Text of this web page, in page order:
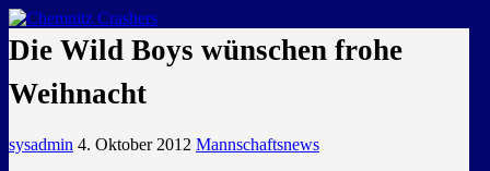
GEMEINSAM EINE LEIDENSCHAFT
Die Wild Boys wünschen frohe
Weihnacht
sysadmin 4. Oktober 2012 Mannschaftsnews